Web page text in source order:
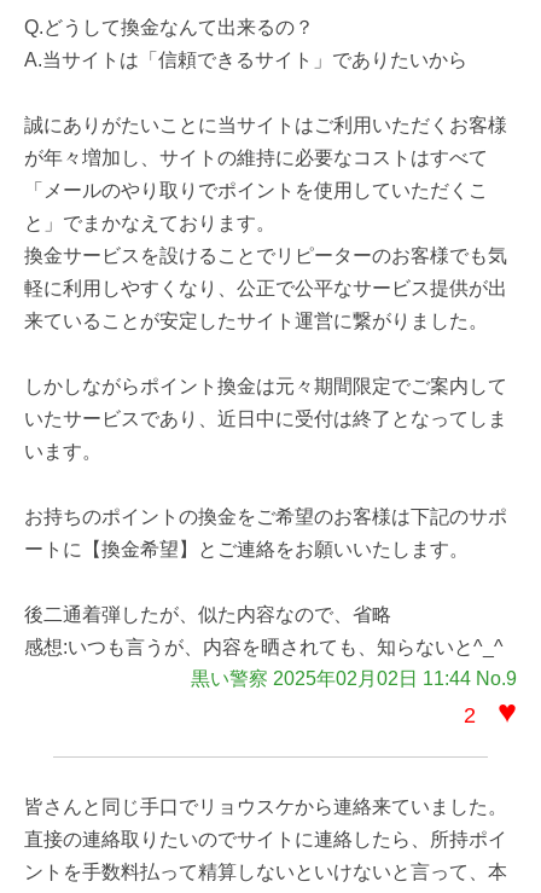
Q.どうして換金なんて出来るの？
A.当サイトは「信頼できるサイト」でありたいから
誠にありがたいことに当サイトはご利用いただくお客様
が年々増加し、サイトの維持に必要なコストはすべて
「メールのやり取りでポイントを使用していただくこ
と」でまかなえております。
換金サービスを設けることでリピーターのお客様でも気
軽に利用しやすくなり、公正で公平なサービス提供が出
来ていることが安定したサイト運営に繋がりました。
しかしながらポイント換金は元々期間限定でご案内して
いたサービスであり、近日中に受付は終了となってしま
います。
お持ちのポイントの換金をご希望のお客様は下記のサポ
ートに【換金希望】とご連絡をお願いいたします。
後二通着弾したが、似た内容なので、省略
感想:いつも言うが、内容を晒されても、知らないと^_^
黒い警察 2025年02月02日 11:44 No.9
2 ♥
皆さんと同じ手口でリョウスケから連絡来ていました。
直接の連絡取りたいのでサイトに連絡したら、所持ポイ
ントを手数料払って精算しないといけないと言って、本